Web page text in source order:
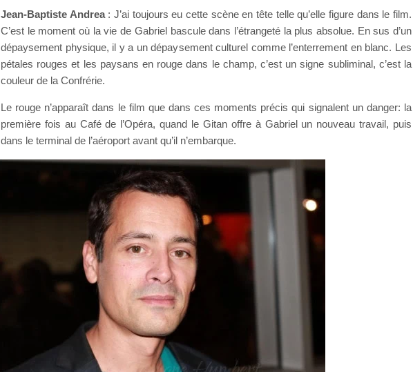
Jean-Baptiste Andrea: J’ai toujours eu cette scène en tête telle qu’elle figure dans le film.
C’est le moment où la vie de Gabriel bascule dans l’étrangeté la plus absolue. En sus d’un
dépaysement physique, il y a un dépaysement culturel comme l’enterrement en blanc. Les
pétales rouges et les paysans en rouge dans le champ, c’est un signe subliminal, c’est la
couleur de la Confrérie.
Le rouge n’apparaît dans le film que dans ces moments précis qui signalent un danger: la
première fois au Café de l’Opéra, quand le Gitan offre à Gabriel un nouveau travail, puis
dans le terminal de l’aéroport avant qu’il n’embarque.